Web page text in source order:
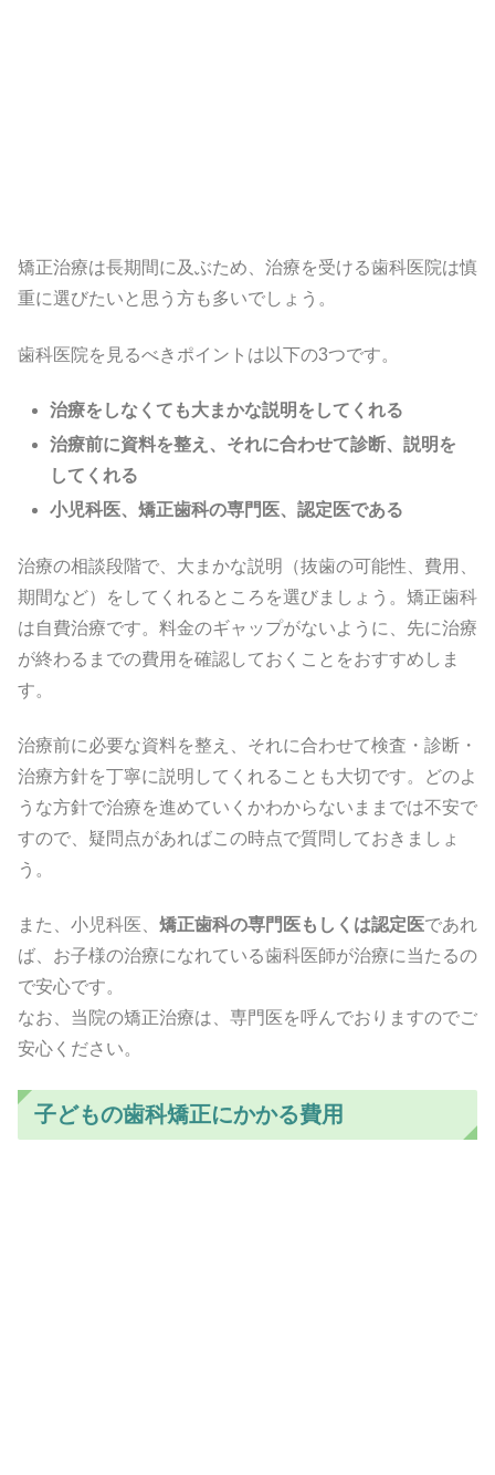
矯正治療は長期間に及ぶため、治療を受ける歯科医院は慎
重に選びたいと思う方も多いでしょう。
歯科医院を見るべきポイントは以下の3つです。
治療をしなくても大まかな説明をしてくれる
治療前に資料を整え、それに合わせて診断、説明を
してくれる
小児科医、矯正歯科の専門医、認定医である
治療の相談段階で、大まかな説明（抜歯の可能性、費用、
期間など）をしてくれるところを選びましょう。矯正歯科
は自費治療です。料金のギャップがないように、先に治療
が終わるまでの費用を確認しておくことをおすすめしま
す。
治療前に必要な資料を整え、それに合わせて検査・診断・
治療方針を丁寧に説明してくれることも大切です。どのよ
うな方針で治療を進めていくかわからないままでは不安で
すので、疑問点があればこの時点で質問しておきましょ
う。
また、小児科医、 矯正歯科の専門医もしくは認定医であれ
ば、お子様の治療になれている歯科医師が治療に当たるの
で安心です。
なお、当院の矯正治療は、専門医を呼んでおりますのでご
安心ください。
子どもの歯科矯正にかかる費用